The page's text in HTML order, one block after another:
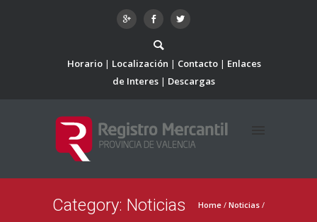
Horario Localización Contacto
Enlaces
de Interes
Descargas
Category: Noticias Home / Noticias /